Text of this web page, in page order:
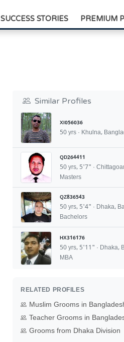
SUCCESS STORIES PREMIUM
Similar Profiles
XI056036
50 yrs · Khulna,
QD264411
50 yrs, 5'7" ·
Masters
QZ836543
50 yrs, 5'4" · Dhaka,
Bachelors
HX316176
50 yrs, 5'11" · Dhaka,
MBA
RELATED PROFILES
Muslim Grooms in
Teacher Grooms in
Grooms from Dhaka Division